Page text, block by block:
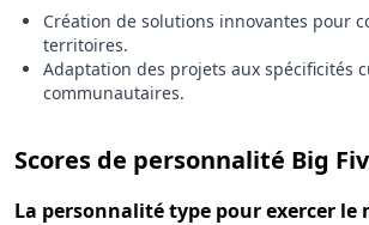
Création de solutions innovantes pour
territoires.
Adaptation des projets aux spécificités
communautaires.
Scores de personnalité Big
La personnalité type pour exercer le